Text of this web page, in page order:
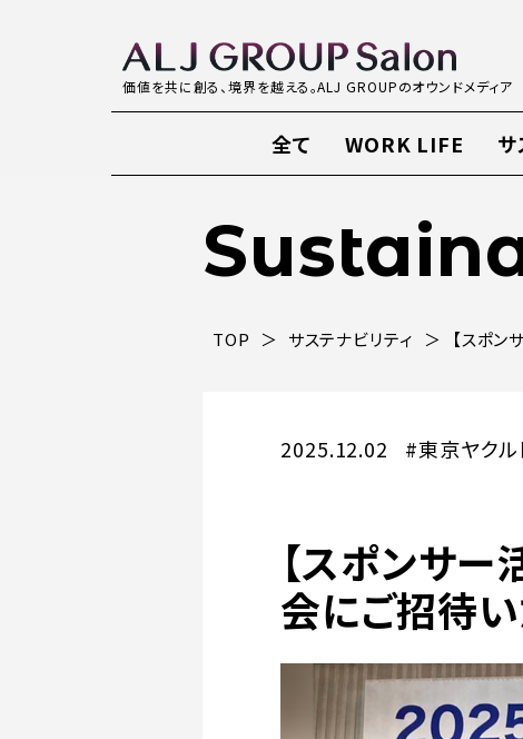
価値を共に創る、境界を越える。ALJ GROUPのオウンドメディア
全て WORK LIFE サ
TOP サステナビリティ 【スポ
2025.12.02 #東京ヤクル
【スポンサ
会にご招待